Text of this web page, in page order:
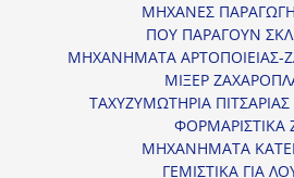
ΜΗΧΑΝΕΣ
ΠΟΥ ΠΑΡΑΓΟΥΝ
ΜΗΧΑΝΗΜΑΤΑ ΑΡΤΟΠΟΙΕΙΑΣ-
ΜΙΞΕΡ
ΤΑΧΥΖΥΜΩΤΗΡΙΑ
ΦΟΡΜΑΡΙΣΤΙΚΑ
ΜΗΧΑΝΗΜΑΤΑ
ΓΕΜΙΣΤΙΚΑ ΓΙΑ